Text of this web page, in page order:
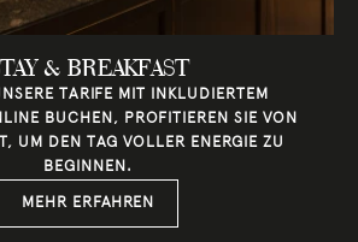
& BREAKFAST
TARIFE MIT INKLUDIERTEM
BUCHEN, PROFITIEREN SIE VON
UM DEN TAG VOLLER ENERGIE ZU
BEGINNEN.
MEHR ERFAHREN